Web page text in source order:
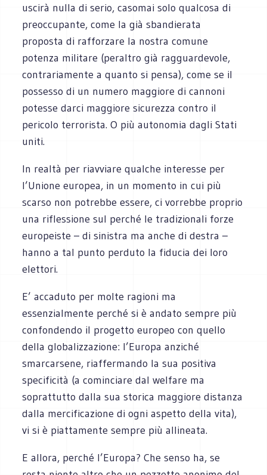
uscirà nulla di serio, casomai solo qualcosa di
preoccupante, come la già sbandierata
proposta di rafforzare la nostra comune
potenza militare (peraltro già ragguardevole,
contrariamente a quanto si pensa), come se il
possesso di un numero maggiore di cannoni
potesse darci maggiore sicurezza contro il
pericolo terrorista. O più autonomia dagli Stati
uniti.
In realtà per riavviare qualche interesse per
l’Unione europea, in un momento in cui più
scarso non potrebbe essere, ci vorrebbe proprio
una riflessione sul perché le tradizionali forze
europeiste – di sinistra ma anche di destra –
hanno a tal punto perduto la fiducia dei loro
elettori.
E’ accaduto per molte ragioni ma
essenzialmente perché si è andato sempre più
confondendo il progetto europeo con quello
della globalizzazione: l’Europa anziché
smarcarsene, riaffermando la sua positiva
specificità (a cominciare dal welfare ma
soprattutto dalla sua storica maggiore distanza
dalla mercificazione di ogni aspetto della vita),
vi si è piattamente sempre più allineata.
E allora, perché l’Europa? Che senso ha, se